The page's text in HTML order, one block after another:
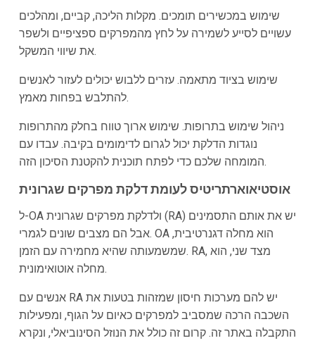
שימוש במכשירים תומכים. מקלות הליכה, קביים, ומהלכים
עשויים לסייע לשמירה על לחץ מהמפרקים ספציפיים ולשפר
את שיווי המשקל.
שימוש בציוד מתאמה. עזרים ללבוש יכולים לעזור לאנשים
להתלבש בפחות מאמץ.
ניהול שימוש בתרופות. שימוש ארוך טווח בחלק מהתרופות
נוגדות הדלקת יכול לגרום לדימומים בקיבה. עבדו עם
המומחה שלכם כדי לפתח תוכנית להקטנת הסיכון הזה.
אוסטיאוארתריטיס לעומת דלקת מפרקים שגרונית
ל-OA ולדלקת מפרקים שגרונית (RA) יש את אותם התסמינים
אבל הם מצבים שונים לגמרי. OA הוא מחלה דגנרטיבית,
שמשמעותה שהיא מחמירה עם הזמן. RA, מצד שני, הוא
מחלה אוטואימונית.
אנשים עם RA יש להם מערכות חיסון שמזהות בטעות את
השכבה הרכה שמסביב למפרקים כאיום על הגוף, ומפעילות
התקבלה באתר זה. קרום זה כולל את הנוזל הסינוביאלי, ונקרא